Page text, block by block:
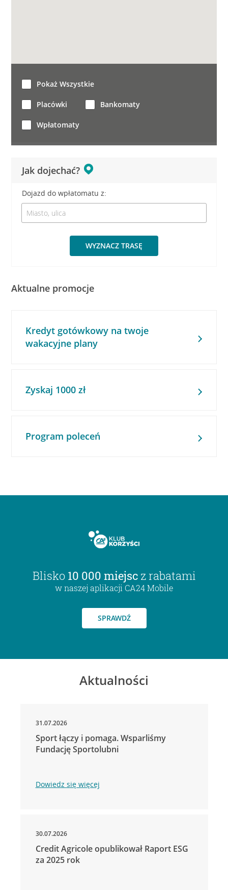
Jak dojechać?
Dojazd do wpłatomatu z:
WYZNACZ TRASĘ
Pokaż Wszystkie
Placówki Bankomaty
Wpłatomaty
Aktualne promocje
Kredyt gotówkowy na twoje
wakacyjne plany
Zyskaj 1000 zł
Program poleceń
Blisko 10 000 miejsc z rabatami
w naszej aplikacji CA24 Mobile
SPRAWDŹ
Aktualności
31.07.2026
Sport łączy i pomaga. Wsparliśmy
Fundację Sportolubni
Dowiedz się więcej
30.07.2026
Credit Agricole opublikował Raport ESG
za 2025 rok